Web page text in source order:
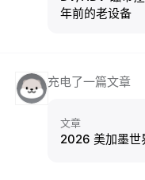
年前的老设备
充电了一篇文章
文章
2026 美加墨世